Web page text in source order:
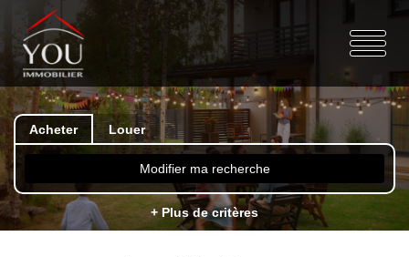
Acheter Louer
Modifier ma recherche
+ Plus de critères